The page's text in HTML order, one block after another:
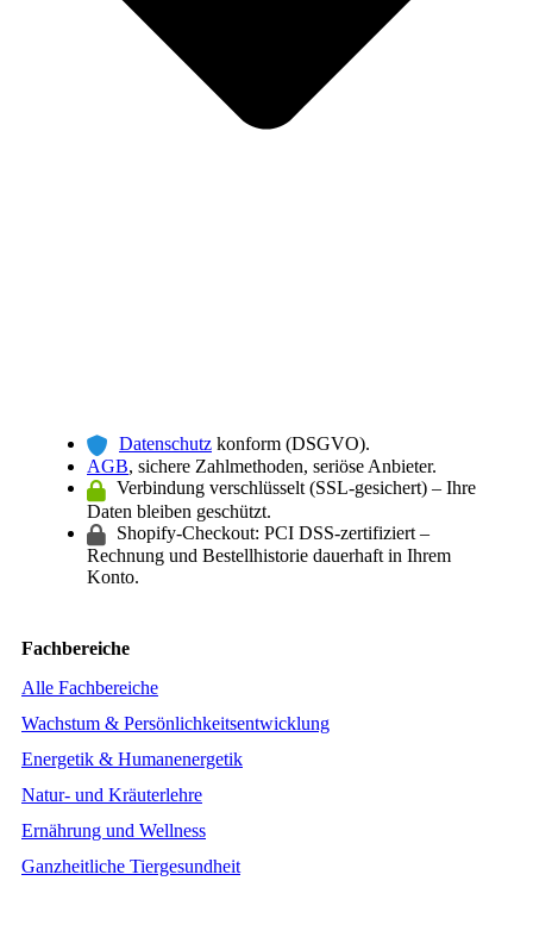
Datenschutz konform (DSGVO).
AGB, sichere Zahlmethoden, seriöse Anbieter.
Verbindung verschlüsselt (SSL-gesichert) – Ihre
Daten bleiben geschützt.
Shopify-Checkout: PCI DSS-zertifiziert –
Rechnung und Bestellhistorie dauerhaft in Ihrem
Konto.
Fachbereiche
Alle Fachbereiche
Wachstum & Persönlichkeitsentwicklung
Energetik & Humanenergetik
Natur- und Kräuterlehre
Ernährung und Wellness
Ganzheitliche Tiergesundheit